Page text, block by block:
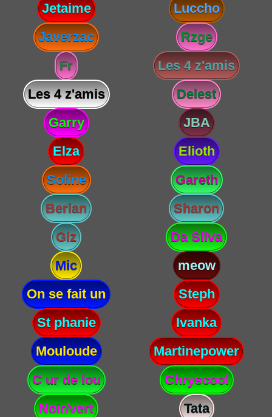
Jetaime
Luccho
Javerzac
Rzge
Fr
Les 4 z'amis
Les 4 z'amis
Delest
Garry
JBA
Elza
Elioth
Soline
Gareth
Berian
Sharon
Giz
Da Silva
Mic
meow
On se fait un
Steph
St phanie
Ivanka
Mouloude
Martinepower
C ur de lou
Chryscool
Noir/vert
Tata